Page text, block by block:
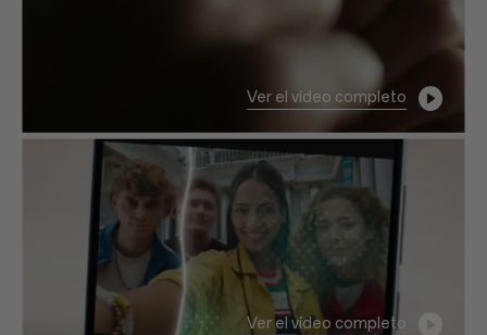
Ver el vídeo completo
Ver el vídeo completo